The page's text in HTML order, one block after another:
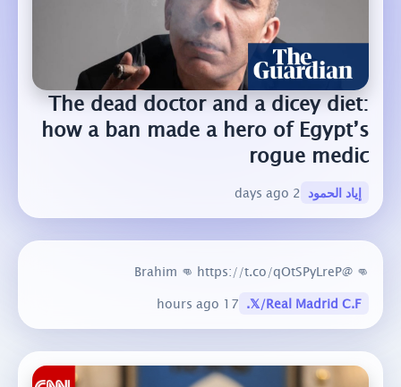
The dead doctor and a dicey diet:
how a ban made a hero of Egypt’s
rogue medic
إياد الحمود 2 days ago
👊 @Brahim 👊 https://t.co/qOtSPyLreP
𝕏/Real Madrid C.F.
17 hours ago